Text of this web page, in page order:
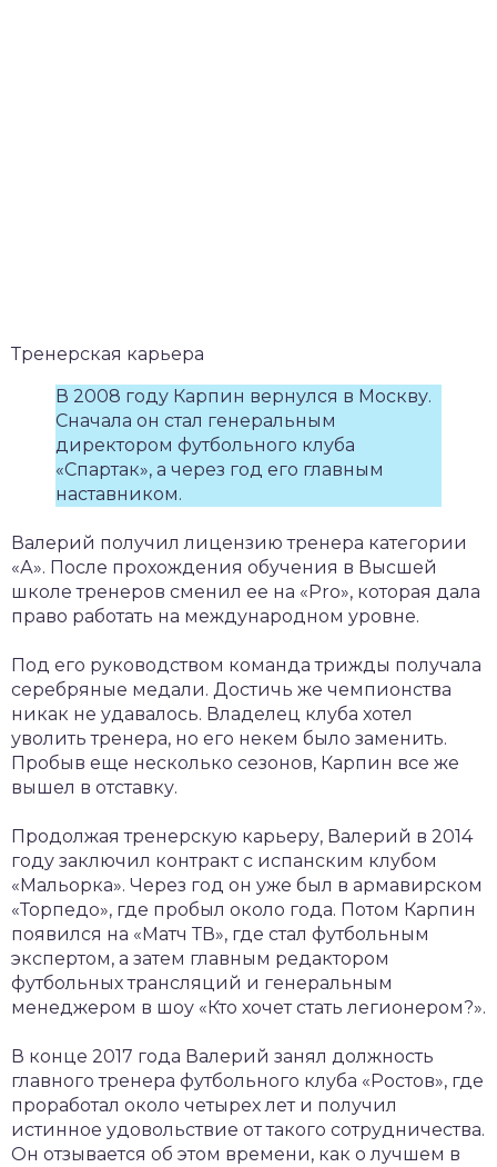
Тренерская карьера
В 2008 году Карпин вернулся в Москву.
Сначала он стал генеральным
директором футбольного клуба
«Спартак», а через год его главным
наставником.
Валерий получил лицензию тренера категории
«А». После прохождения обучения в Высшей
школе тренеров сменил ее на «Pro», которая дала
право работать на международном уровне.
Под его руководством команда трижды получала
серебряные медали. Достичь же чемпионства
никак не удавалось. Владелец клуба хотел
уволить тренера, но его некем было заменить.
Пробыв еще несколько сезонов, Карпин все же
вышел в отставку.
Продолжая тренерскую карьеру, Валерий в 2014
году заключил контракт с испанским клубом
«Мальорка». Через год он уже был в армавирском
«Торпедо», где пробыл около года. Потом Карпин
появился на «Матч ТВ», где стал футбольным
экспертом, а затем главным редактором
футбольных трансляций и генеральным
менеджером в шоу «Кто хочет стать легионером?».
В конце 2017 года Валерий занял должность
главного тренера футбольного клуба «Ростов», где
проработал около четырех лет и получил
истинное удовольствие от такого сотрудничества.
Он отзывается об этом времени, как о лучшем в